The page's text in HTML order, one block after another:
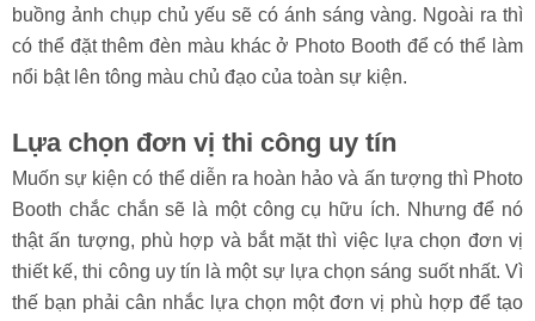
buồng ảnh chụp chủ yếu sẽ có ánh sáng vàng. Ngoài ra thì
có thể đặt thêm đèn màu khác ở Photo Booth để có thể làm
nổi bật lên tông màu chủ đạo của toàn sự kiện.
Lựa chọn đơn vị thi công uy tín
Muốn sự kiện có thể diễn ra hoàn hảo và ấn tượng thì Photo
Booth chắc chắn sẽ là một công cụ hữu ích. Nhưng để nó
thật ấn tượng, phù hợp và bắt mặt thì việc lựa chọn đơn vị
thiết kế, thi công uy tín là một sự lựa chọn sáng suốt nhất. Vì
thế bạn phải cân nhắc lựa chọn một đơn vị phù hợp để tạo